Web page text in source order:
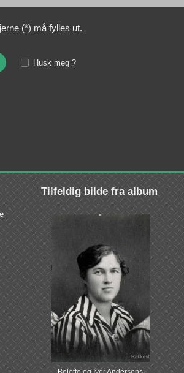
(*) må fylles ut.
Husk meg ?
Tilfeldig bilde fra album
Bolette og Iver Andersens